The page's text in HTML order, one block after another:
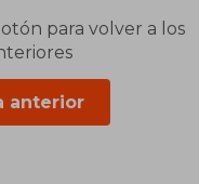
para volver a los
anterior